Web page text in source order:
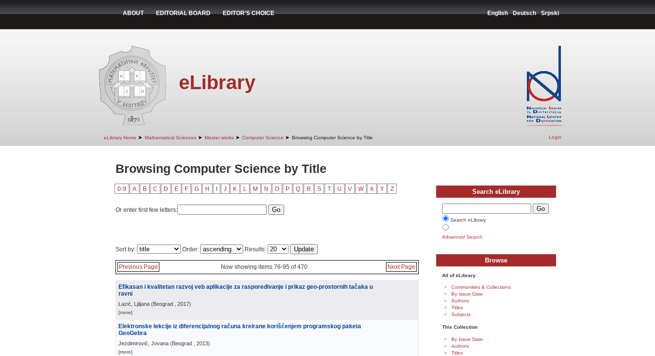
ABOUT EDITORIAL BOARD EDITOR'S CHOICE English Deutsch Srpski
eLibrary
eLibrary Home ➤ Mathematical Sciences ➤ Master works ➤ Computer Science ➤ Browsing Computer Science by Title Login
Browsing Computer Science by Title
0-9 A B C D E F G H J K L M N O P Q R S T U V W X Y Z
Or enter first few letters:
Sort by: Order: Results:
Previous Page Now showing items 76-95 of 470 Next Page
Efikasan i kvalitetan razvoj veb aplikacije za raspoređivanje i prikaz geo-prostornih tačaka u
ravni
Lazić, Ljiljana (Beograd , 2017)
[more]
Elektronske lekcije iz diferencijalnog računa kreirane korišćenjem programskog paketa
GeoGebra
Jezdimirović, Jovana (Beograd , 2013)
[more]
Search eLibrary
Search eLibrary
Advanced Search
Browse
All of eLibrary
Communities & Collections
By Issue Date
Authors
Titles
Subjects
This Collection
By Issue Date
Authors
Titles